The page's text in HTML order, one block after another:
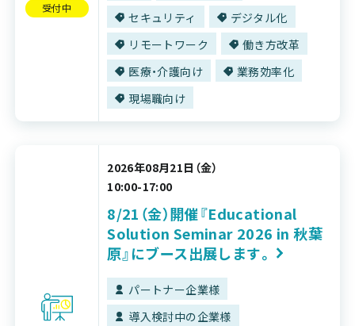
受付中
セキュリティ
デジタル化
リモートワーク
働き方改革
医療・介護向け
業務効率化
現場職向け
2026年08月21日（金）
10:00-17:00
8/21（金）開催『Educational
Solution Seminar 2026 in 秋葉
原』にブース出展します。
パートナー企業様
導入検討中の企業様